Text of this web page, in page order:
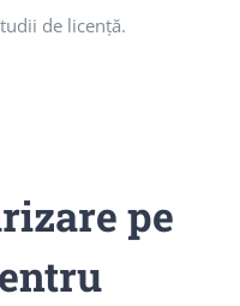
de licență.
pe